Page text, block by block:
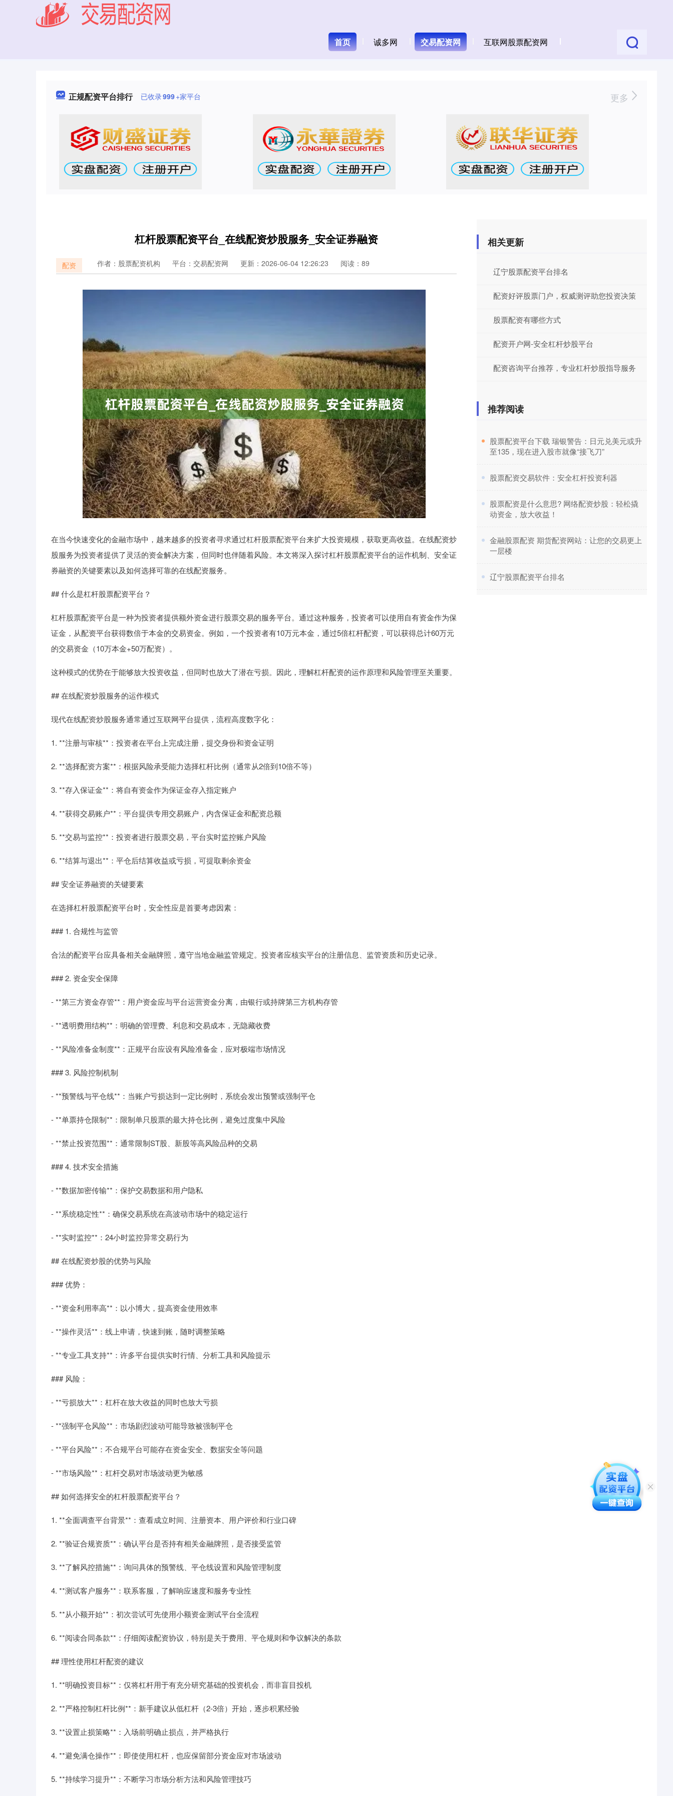
首页 诚多网 交易配资网 互联网股票配资网
正规配资平台排行 已收录999+家平台 更多
杠杆股票配资平台_在线配资炒股服务_安全证券融资
配资 作者：股票配资机构 平台：交易配资网 更新：2026-06-04 12:26:23 阅读：89
在当今快速变化的金融市场中，越来越多的投资者寻求通过杠杆股票配资平台来扩大投资规模，获取更高收益。在线配资炒
股服务为投资者提供了灵活的资金解决方案，但同时也伴随着风险。本文将深入探讨杠杆股票配资平台的运作机制、安全证
券融资的关键要素以及如何选择可靠的在线配资服务。
## 什么是杠杆股票配资平台？
杠杆股票配资平台是一种为投资者提供额外资金进行股票交易的服务平台。通过这种服务，投资者可以使用自有资金作为保
证金，从配资平台获得数倍于本金的交易资金。例如，一个投资者有10万元本金，通过5倍杠杆配资，可以获得总计60万元
的交易资金（10万本金+50万配资）。
这种模式的优势在于能够放大投资收益，但同时也放大了潜在亏损。因此，理解杠杆配资的运作原理和风险管理至关重要。
## 在线配资炒股服务的运作模式
现代在线配资炒股服务通常通过互联网平台提供，流程高度数字化：
1. **注册与审核**：投资者在平台上完成注册，提交身份和资金证明
2. **选择配资方案**：根据风险承受能力选择杠杆比例（通常从2倍到10倍不等）
3. **存入保证金**：将自有资金作为保证金存入指定账户
4. **获得交易账户**：平台提供专用交易账户，内含保证金和配资总额
5. **交易与监控**：投资者进行股票交易，平台实时监控账户风险
6. **结算与退出**：平仓后结算收益或亏损，可提取剩余资金
## 安全证券融资的关键要素
在选择杠杆股票配资平台时，安全性应是首要考虑因素：
### 1. 合规性与监管
合法的配资平台应具备相关金融牌照，遵守当地金融监管规定。投资者应核实平台的注册信息、监管资质和历史记录。
### 2. 资金安全保障
- **第三方资金存管**：用户资金应与平台运营资金分离，由银行或持牌第三方机构存管
- **透明费用结构**：明确的管理费、利息和交易成本，无隐藏收费
- **风险准备金制度**：正规平台应设有风险准备金，应对极端市场情况
### 3. 风险控制机制
- **预警线与平仓线**：当账户亏损达到一定比例时，系统会发出预警或强制平仓
- **单票持仓限制**：限制单只股票的最大持仓比例，避免过度集中风险
- **禁止投资范围**：通常限制ST股、新股等高风险品种的交易
### 4. 技术安全措施
- **数据加密传输**：保护交易数据和用户隐私
- **系统稳定性**：确保交易系统在高波动市场中的稳定运行
- **实时监控**：24小时监控异常交易行为
## 在线配资炒股的优势与风险
### 优势：
- **资金利用率高**：以小博大，提高资金使用效率
- **操作灵活**：线上申请，快速到账，随时调整策略
- **专业工具支持**：许多平台提供实时行情、分析工具和风险提示
### 风险：
- **亏损放大**：杠杆在放大收益的同时也放大亏损
- **强制平仓风险**：市场剧烈波动可能导致被强制平仓
- **平台风险**：不合规平台可能存在资金安全、数据安全等问题
- **市场风险**：杠杆交易对市场波动更为敏感
## 如何选择安全的杠杆股票配资平台？
1. **全面调查平台背景**：查看成立时间、注册资本、用户评价和行业口碑
2. **验证合规资质**：确认平台是否持有相关金融牌照，是否接受监管
3. **了解风控措施**：询问具体的预警线、平仓线设置和风险管理制度
4. **测试客户服务**：联系客服，了解响应速度和服务专业性
5. **从小额开始**：初次尝试可先使用小额资金测试平台全流程
6. **阅读合同条款**：仔细阅读配资协议，特别是关于费用、平仓规则和争议解决的条款
## 理性使用杠杆配资的建议
1. **明确投资目标**：仅将杠杆用于有充分研究基础的投资机会，而非盲目投机
2. **严格控制杠杆比例**：新手建议从低杠杆（2-3倍）开始，逐步积累经验
3. **设置止损策略**：入场前明确止损点，并严格执行
4. **避免满仓操作**：即使使用杠杆，也应保留部分资金应对市场波动
5. **持续学习提升**：不断学习市场分析方法和风险管理技巧
相关更新
辽宁股票配资平台排名
配资好评股票门户，权威测评助您投资决策
股票配资有哪些方式
配资开户网-安全杠杆炒股平台
配资咨询平台推荐，专业杠杆炒股指导服务
推荐阅读
​股票配资平台下载 瑞银警告：日元兑美元或升
至135，现在进入股市就像“接飞刀”
​股票配资交易软件：安全杠杆投资利器
​股票配资是什么意思? 网络配资炒股：轻松撬
动资金，放大收益！
​金融股票配资 期货配资网站：让您的交易更上
一层楼
​辽宁股票配资平台排名